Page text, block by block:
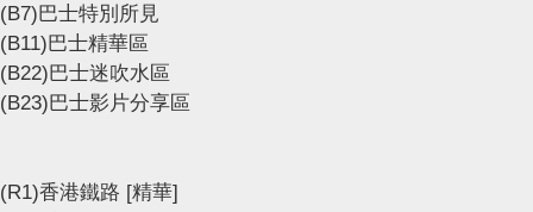
(B7)巴士特別所見
(B11)巴士精華區
(B22)巴士迷吹水區
(B23)巴士影片分享區
(R1)香港鐵路 [精華]